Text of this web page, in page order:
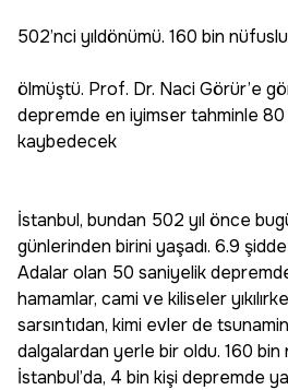
502’nci yıldönümü. 160 bin
ölmüştü. Prof. Dr. Naci Görür’e
depremde en iyimser tahminle 80
kaybedecek
İstanbul, bundan 502 yıl önce
günlerinden birini yaşadı. 6.9
Adalar olan 50 saniyelik
hamamlar, cami ve kiliseler
sarsıntıdan, kimi evler de
dalgalardan yerle bir oldu. 160 bin
İstanbul’da, 4 bin kişi depremde